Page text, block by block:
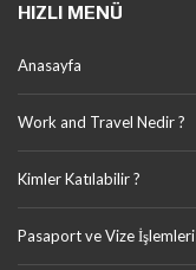
HIZLI MENÜ
Anasayfa
Work and Travel Nedir ?
Kimler Katılabilir ?
Pasaport ve Vize İşlemleri